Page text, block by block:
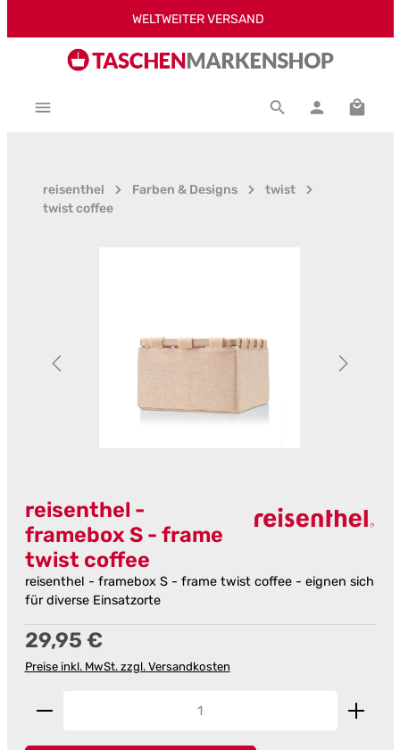
Zum Hauptinhalt springenWELTWEITER VERSAND
reisenthel Farben & Designs
twist
twist coffee
reisenthel -
framebox S - frame
twist coffee
reisenthel - framebox S - frame twist coffee - eignen sich
für diverse Einsatzorte
Regulärer Preis:
29,95 €
Preise inkl. MwSt. zzgl. Versandkosten
Produkt Anzahl: Gib den gewünschten Wert ein